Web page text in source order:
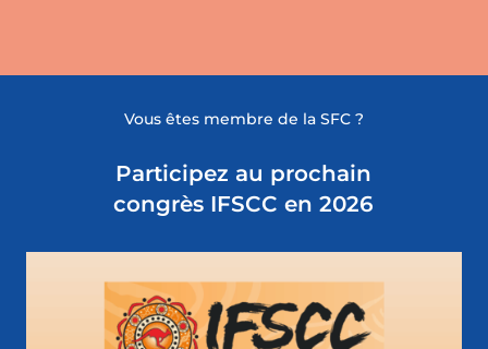
Vous êtes membre de la SFC ?
Participez au prochain
congrès IFSCC en 2026